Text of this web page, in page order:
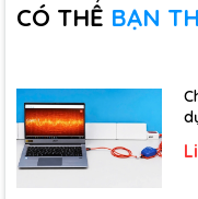
CÓ THỂ BẠN